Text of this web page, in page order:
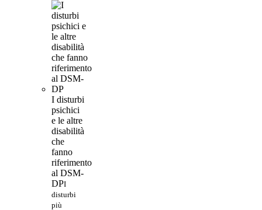
I disturbi
psichici
e le altre
disabilità
che
fanno
riferimento
al DSM-
DPI
disturbi
più